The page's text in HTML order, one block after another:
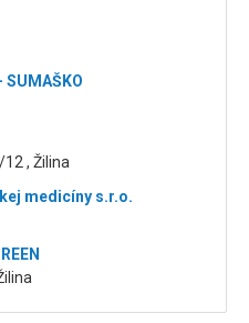
, Žilina
medicíny s.r.o.